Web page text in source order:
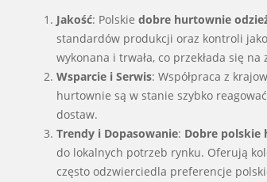
Jakość: Polskie dobre hurtownie
standardów produkcji oraz kontroli
wykonana i trwała, co przekłada się
Wsparcie i Serwis: Współpraca z
hurtownie są w stanie szybko
dostaw.
Trendy i Dopasowanie: Dobre polskie
do lokalnych potrzeb rynku. Oferują
często odzwierciedla preferencje